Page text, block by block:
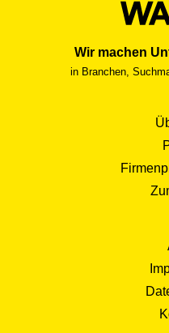
Wir machen
in Branchen,